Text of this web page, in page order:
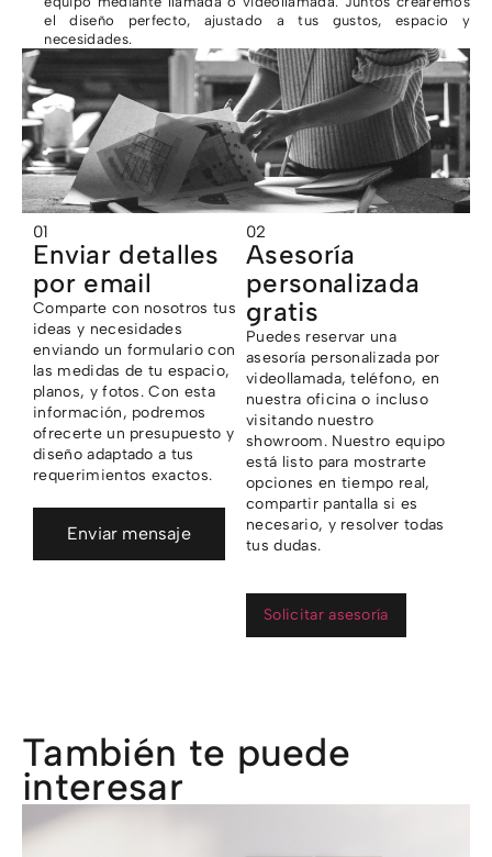
el diseño perfecto, ajustado a tus gustos, espacio y
necesidades.
01
Enviar detalles
por email
Comparte con nosotros tus
ideas y necesidades
enviando un formulario con
las medidas de tu espacio,
planos, y fotos. Con esta
información, podremos
ofrecerte un presupuesto y
diseño adaptado a tus
requerimientos exactos.
Enviar mensaje
02
Asesoría
personalizada
gratis
Puedes reservar una
asesoría personalizada por
videollamada, teléfono, en
nuestra oficina o incluso
visitando nuestro
showroom. Nuestro equipo
está listo para mostrarte
opciones en tiempo real,
compartir pantalla si es
necesario, y resolver todas
tus dudas.
Solicitar asesoría
También te puede
interesar